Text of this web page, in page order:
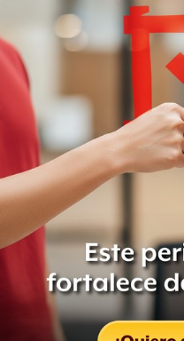
Por la mañana aún se
importantes arterias que
ciudad y decenas de
tránsito fluido.
Una menor de 15 años
estaba en la calle en
Ubilla. Fue operada en la
crítico. Cuatro civiles más